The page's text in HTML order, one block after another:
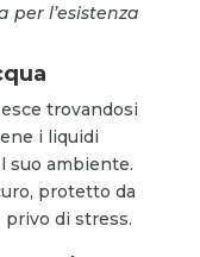
per l’esistenza
trovandosi
i liquidi
suo ambiente.
protetto da
di stress.